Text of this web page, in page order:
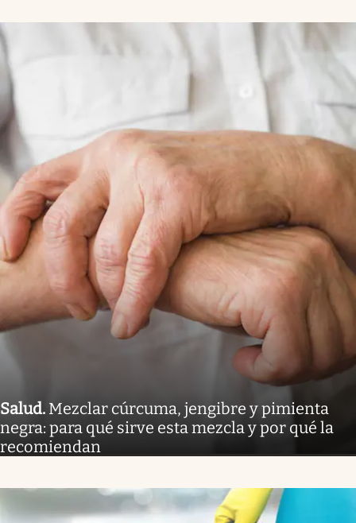
Salud. Mezclar cúrcuma, jengibre y pimienta
negra: para qué sirve esta mezcla y por qué la
recomiendan